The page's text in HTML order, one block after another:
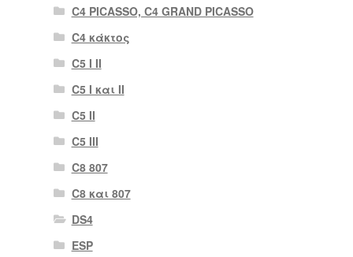
C4 PICASSO, C4 GRAND PICASSO
C4 κάκτος
C5 I II
C5 I και II
C5 II
C5 III
C8 807
C8 και 807
DS4
ESP